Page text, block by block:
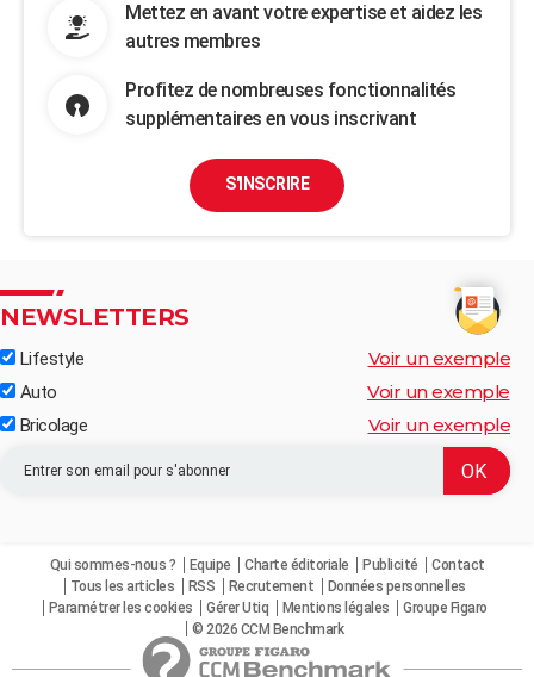
Mettez en avant votre expertise et aidez les
autres membres
Profitez de nombreuses fonctionnalités
supplémentaires en vous inscrivant
S'INSCRIRE
NEWSLETTERS
Lifestyle Voir un exemple
Auto Voir un exemple
Bricolage Voir un exemple
Qui sommes-nous ? Equipe Charte éditoriale Publicité
Contact
Tous les articles
RSS Recrutement
Données personnelles
Paramétrer les cookies
Gérer Utiq Mentions légales
Groupe Figaro
© 2026 CCM Benchmark